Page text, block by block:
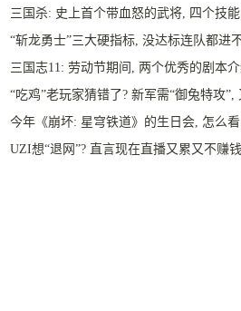
三国杀: 史上首个带血怒的武将, 四个技
“斩龙勇士”三大硬指标, 没达标连队都进
三国志11: 劳动节期间, 两个优秀的剧本
“吃鸡”老玩家猜错了? 新军需“御兔特攻
今年《崩坏: 星穹铁道》的生日会, 怎么
UZI想“退网”? 直言现在直播又累又不赚